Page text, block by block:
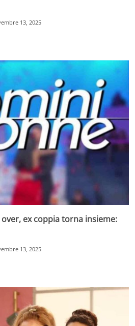
13, 2025
ex coppia torna insieme:
13, 2025